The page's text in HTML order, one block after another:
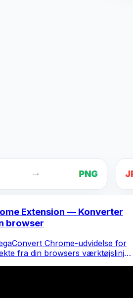
Extension — Konverter
browser
Chrome-udvidelse for
fra din browsers værktøjslinje.